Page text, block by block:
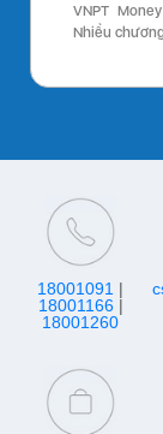
VNPT
Nhiều
18001091 |
18001166|
18001260